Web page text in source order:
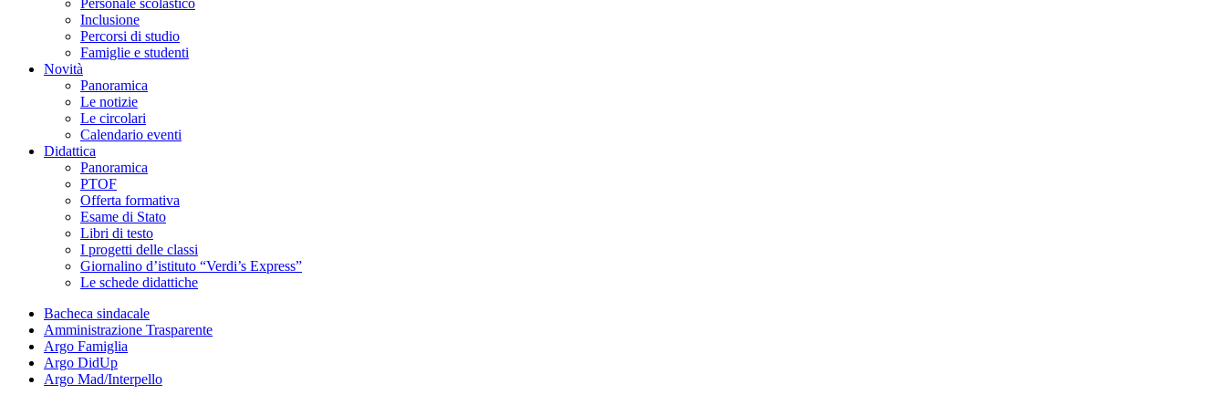
Personale scolastico
Inclusione
Percorsi di studio
Famiglie e studenti
Novità
Panoramica
Le notizie
Le circolari
Calendario eventi
Didattica
Panoramica
PTOF
Offerta formativa
Esame di Stato
Libri di testo
I progetti delle classi
Giornalino d’istituto “Verdi’s Express”
Le schede didattiche
Bacheca sindacale
Amministrazione Trasparente
Argo Famiglia
Argo DidUp
Argo Mad/Interpello